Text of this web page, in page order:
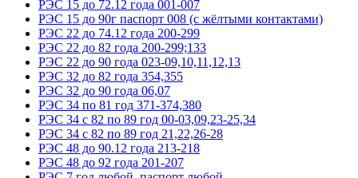
РЭС 15 до 72.12 года 001-007
РЭС 15 до 90г паспорт 008 (с жёлтыми контактами)
РЭС 22 до 74.12 года 200-299
РЭС 22 до 82 года 200-299;133
РЭС 22 до 90 года 023-09,10,11,12,13
РЭС 32 до 82 года 354,355
РЭС 32 до 90 года 06,07
РЭС 34 по 81 год 371-374,380
РЭС 34 с 82 по 89 год 00-03,09,23-25,34
РЭС 34 с 82 по 89 год 21,22,26-28
РЭС 48 до 90.12 года 213-218
РЭС 48 до 92 года 201-207